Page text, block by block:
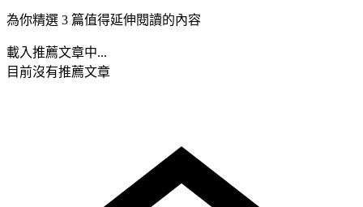
為你精選 3 篇值得延伸閱讀的內容
載入推薦文章中...
目前沒有推薦文章